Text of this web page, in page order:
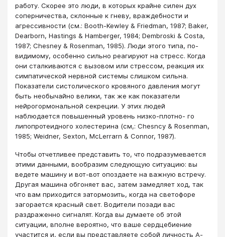
работу. Скорее это люди, в которых крайне силен дух
соперничества, склонные к гневу, враждебности и
агрессивности (см.: Booth-Kewley & Friedman, 1987; Baker,
Dearborn, Hastings & Hamberger, 1984; Dembroski & Costa,
1987; Chesney & Rosenman, 1985). Люди этого типа, по-
видимому, особенно сильно реагируют на стресс. Когда
они сталкиваются с вызовом или стрессом, реакция их
симпатической нервной системы слишком сильна.
Показатели систолического кровяного давления могут
быть необычайно велики, так же как показатели
нейрогормональной секреции. У этих людей
наблюдается повышенный уровень низко-плотно- го
липопротеидного холестерина (см,: Chesncy & Rosenman,
1985; Weidner, Sexton, McLerrarn & Connor, 1987).
Чтобы отчетливее представить то, что подразумевается
этими данными, вообразим следующую ситуацию: вы
ведете машину и вот-вот опоздаете на важную встречу.
Другая машина обгоняет вас, затем замедляет ход, так
что вам приходится затормозить, когда на светофоре
загорается красный свет. Водители позади вас
раздраженно сигналят. Когда вы думаете об этой
ситуации, вполне вероятно, что ваше сердцебиение
участится и, если вы представляете собой личность А-